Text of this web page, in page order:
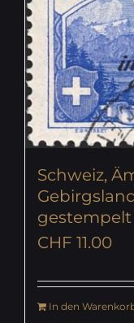
Schweiz,
gestempelt
CHF 11.00
In den